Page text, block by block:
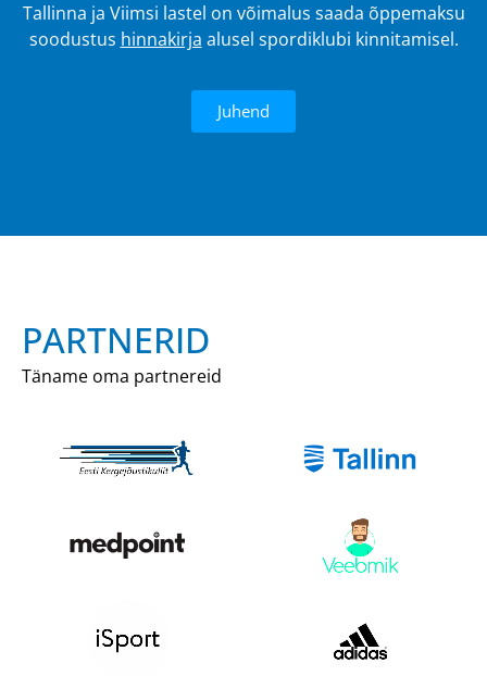
Tallinna ja Viimsi lastel on võimalus saada õppemaksu
soodustus hinnakirja alusel spordiklubi kinnitamisel.
Juhend
PARTNERID
Täname oma partnereid